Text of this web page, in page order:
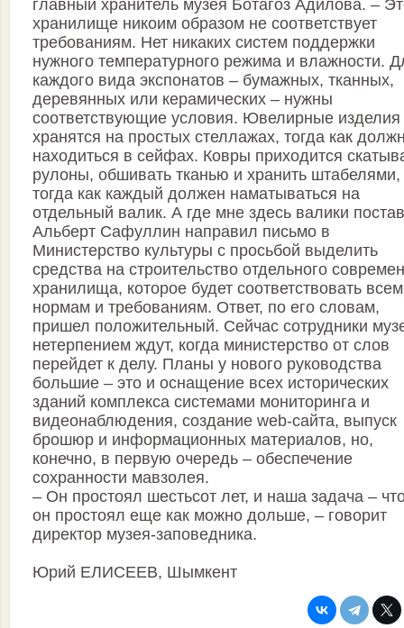
главный хранитель музея Ботагоз Адилова. –
хранилище никоим образом не соответствует
требованиям. Нет никаких систем поддержки
нужного температурного режима и влажности.
каждого вида экспонатов – бумажных, тканных,
деревянных или керамических – нужны
соответствующие условия. Ювелирные изделия
хранятся на простых стеллажах, тогда как
находиться в сейфах. Ковры приходится
рулоны, обшивать тканью и хранить штабелями,
тогда как каждый должен наматываться на
отдельный валик. А где мне здесь валики
Альберт Сафуллин направил письмо в
Министерство культуры с просьбой выделить
средства на строительство отдельного
хранилища, которое будет соответствовать всем
нормам и требованиям. Ответ, по его словам,
пришел положительный. Сейчас сотрудники
нетерпением ждут, когда министерство от слов
перейдет к делу. Планы у нового руководства
большие – это и оснащение всех исторических
зданий комплекса системами мониторинга и
видеонаблюдения, создание web-сайта, выпуск
брошюр и информационных материалов, но,
конечно, в первую очередь – обеспечение
сохранности мавзолея.
– Он простоял шестьсот лет, и наша задача –
он простоял еще как можно дольше, – говорит
директор музея-заповедника.
Юрий ЕЛИСЕЕВ, Шымкент